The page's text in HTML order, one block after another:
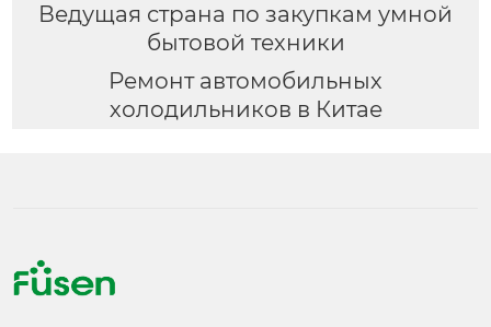
Ведущая страна по закупкам умной
бытовой техники
Ремонт автомобильных
холодильников в Китае